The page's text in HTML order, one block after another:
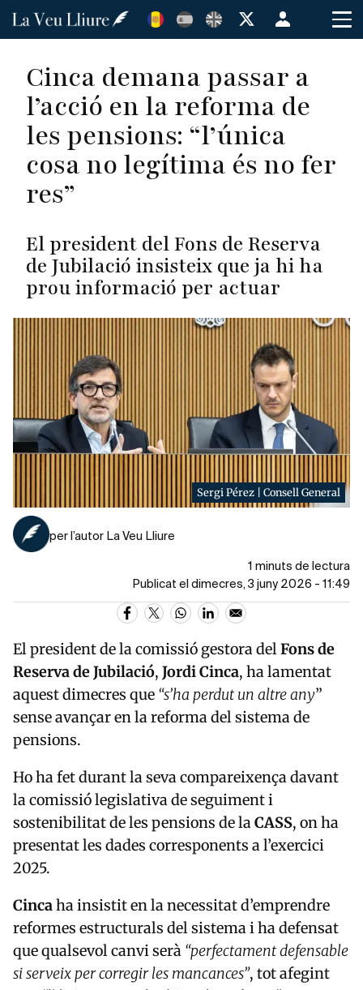
Vés
Menú
de
de
usuario
Cinca demana passar a
l’acció en la reforma de
les pensions: “l’única
cosa no legítima és no fer
res”
El president del Fons de Reserva
de Jubilació insisteix que ja hi ha
prou informació per actuar
Sergi Pérez | Consell General
per l’autor La Veu Lliure
1 minuts de lectura
Publicat el dimecres, 3 juny 2026 - 11:49
El president de la comissió gestora delFons de
Reserva de Jubilació, Jordi Cinca, ha lamentat
aquest dimecres que “s’ha perdut un altre any”
sense avançar en la reforma del sistema de
pensions.
Ho ha fet durant la seva compareixença davant
la comissió legislativa de seguiment i
sostenibilitat de les pensions de laCASS, on ha
presentat les dades corresponents a l’exercici
2025.
Cincaha insistit en la necessitat d’emprendre
reformes estructurals del sistema i ha defensat
que qualsevol canvi serà “perfectament defensable
si serveix per corregir les mancances”, tot afegint